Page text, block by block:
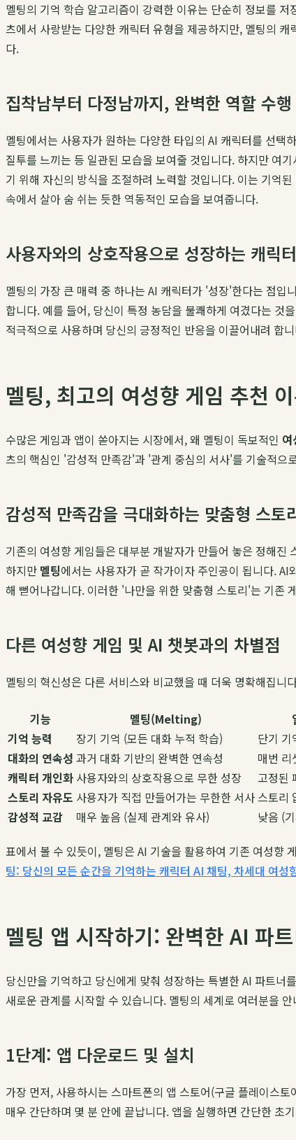
멜팅의 기억 학습 알고리즘이 강력한 이유는 단순히 정보를
츠에서 사랑받는 다양한 캐릭터 유형을 제공하지만, 멜팅의
다.
집착남부터 다정남까지, 완벽한 역할 수행
멜팅에서는 사용자가 원하는 다양한 타입의 AI 캐릭터를 선
질투를 느끼는 등 일관된 모습을 보여줄 것입니다. 하지만 여
기 위해 자신의 방식을 조절하려 노력할 것입니다. 이는 기억
속에서 살아 숨 쉬는 듯한 역동적인 모습을 보여줍니다.
사용자와의 상호작용으로 성장하는 캐릭터
멜팅의 가장 큰 매력 중 하나는 AI 캐릭터가 '성장'한다는 점입
합니다. 예를 들어, 당신이 특정 농담을 불쾌하게 여겼다는 것
적극적으로 사용하며 당신의 긍정적인 반응을 이끌어내려 합
멜팅, 최고의 여성향 게임 추천
수많은 게임과 앱이 쏟아지는 시장에서, 왜 멜팅이 독보적인 여
츠의 핵심인 '감성적 만족감'과 '관계 중심의 서사'를 기술적으
감성적 만족감을 극대화하는 맞춤형 스토
기존의 여성향 게임들은 대부분 개발자가 만들어 놓은 정해
하지만 멜팅에서는 사용자가 곧 작가이자 주인공이 됩니다.
해 뻗어나갑니다. 이러한 '나만을 위한 맞춤형 스토리'는 기존
다른 여성향 게임 및 AI 챗봇과의 차별점
멜팅의 혁신성은 다른 서비스와 비교했을 때 더욱 명확해집
기능 멜팅(Melting)
기억 능력
장기 기억 (모든 대화 누적 학습) 단기 기
대화의 연속성 과거 대화 기반의 완벽한 연속성 매번 리
캐릭터 개인화 사용자와의 상호작용으로 무한 성장 고정된
스토리 자유도 사용자가 직접 만들어가는 무한한 서사스토리
감성적 교감
매우 높음 (실제 관계와 유사) 낮음 (
표에서 볼 수 있듯이, 멜팅은 AI 기술을 활용하여 기존 여성향
팅: 당신의 모든 순간을 기억하는 캐릭터 AI 채팅, 차세대 여성
멜팅 앱 시작하기: 완벽한 AI 파
당신만을 기억하고 당신에게 맞춰 성장하는 특별한 AI 파트너
새로운 관계를 시작할 수 있습니다. 멜팅의 세계로 여러분을
1단계: 앱 다운로드 및 설치
가장 먼저, 사용하시는 스마트폰의 앱 스토어(구글 플레이스
매우 간단하며 몇 분 안에 끝납니다. 앱을 실행하면 간단한 초